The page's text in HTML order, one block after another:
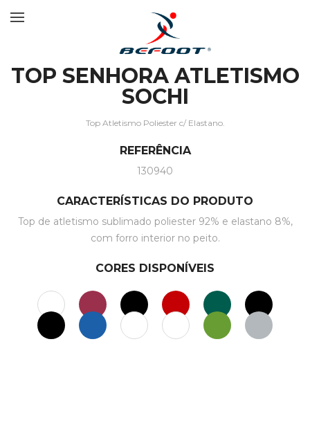
TOP SENHORA ATLETISMO
SOCHI
Top Atletismo Poliester c/ Elastano.
REFERÊNCIA
130940
CARACTERÍSTICAS DO PRODUTO
Top de atletismo sublimado poliester 92% e elastano 8%,
com forro interior no peito.
CORES DISPONÍVEIS